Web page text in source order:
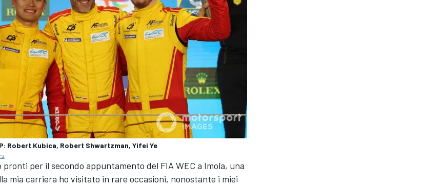
Robert Kubica, Robert Shwartzman, Yifei Ye
pronti per il secondo appuntamento del FIA WEC a Imola, una
mia carriera ho visitato in rare occasioni, nonostante i miei